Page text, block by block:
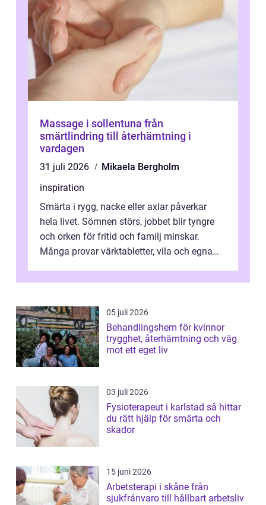
Massage i sollentuna från
smärtlindring till återhämtning i
vardagen
31 juli 2026
Mikaela Bergholm
inspiration
Smärta i rygg, nacke eller axlar påverkar
hela livet. Sömnen störs, jobbet blir tyngre
och orken för fritid och familj minskar.
Många provar värktabletter, vila och egna
05 juli 2026
Behandlingshem för kvinnor
trygghet, återhämtning och väg
mot ett eget liv
03 juli 2026
Fysioterapeut i karlstad så hittar
du rätt hjälp för smärta och
skador
15 juni 2026
Arbetsterapi i skåne från
sjukfrånvaro till hållbart arbetsliv